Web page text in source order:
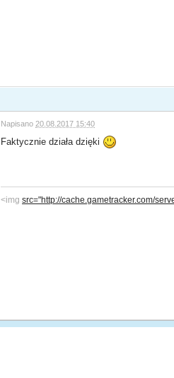
Napisano 20.08.2017 15:40
Faktycznie działa dzięki
<imgsrc="http://cache.gametracker.com/